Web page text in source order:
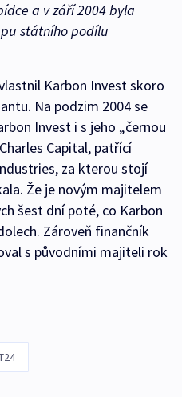
a v září 2004 byla
státního podílu
Karbon Invest skoro
Na podzim 2004 se
Invest i s jeho „černou
Capital, patřící
za kterou stojí
Že je novým majitelem
šest dní poté, co Karbon
Zároveň finančník
s původními majiteli rok